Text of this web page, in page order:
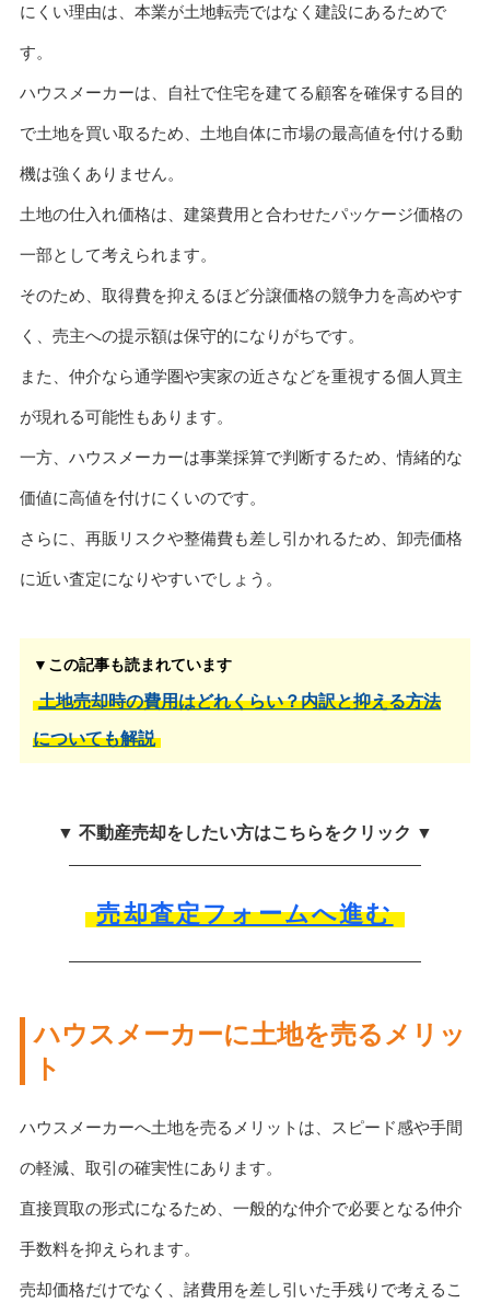
にくい理由は、本業が土地転売ではなく建設にあるためで
す。
ハウスメーカーは、自社で住宅を建てる顧客を確保する目的
で土地を買い取るため、土地自体に市場の最高値を付ける動
機は強くありません。
土地の仕入れ価格は、建築費用と合わせたパッケージ価格の
一部として考えられます。
そのため、取得費を抑えるほど分譲価格の競争力を高めやす
く、売主への提示額は保守的になりがちです。
また、仲介なら通学圏や実家の近さなどを重視する個人買主
が現れる可能性もあります。
一方、ハウスメーカーは事業採算で判断するため、情緒的な
価値に高値を付けにくいのです。
さらに、再販リスクや整備費も差し引かれるため、卸売価格
に近い査定になりやすいでしょう。
▼この記事も読まれています
土地売却時の費用はどれくらい？内訳と抑える方法
についても解説
▼ 不動産売却をしたい方はこちらをクリック ▼
売却査定フォームへ進む
ハウスメーカーに土地を売るメリッ
ト
ハウスメーカーへ土地を売るメリットは、スピード感や手間
の軽減、取引の確実性にあります。
直接買取の形式になるため、一般的な仲介で必要となる仲介
手数料を抑えられます。
売却価格だけでなく、諸費用を差し引いた手残りで考えるこ